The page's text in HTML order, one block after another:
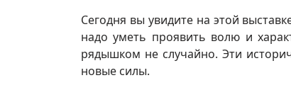
Сегодня вы увидите на этой
надо уметь проявить волю и
рядышком не случайно. Эти
новые силы.